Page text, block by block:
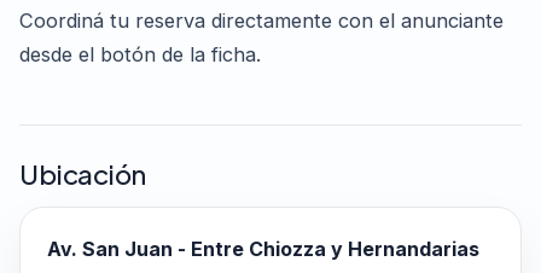
Coordiná tu reserva directamente con el anunciante
desde el botón de la ficha.
Ubicación
Av. San Juan - Entre Chiozza y Hernandarias